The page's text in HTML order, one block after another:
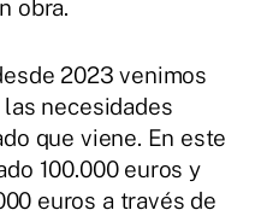
obra.
2023 venimos
necesidades
que viene. En este
100.000 euros y
euros a través de